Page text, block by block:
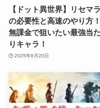
【ドット異世界】リセマラ
の必要性と高速のやり方！
無課金で狙いたい最強当た
りキャラ！
2025年6月20日